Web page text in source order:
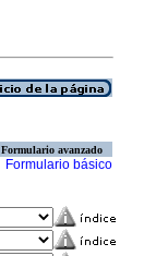
Formulario avanzado
Formulario básico